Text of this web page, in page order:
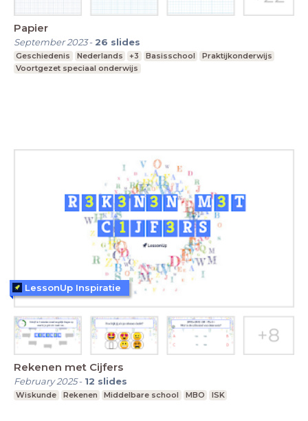
Papier
September 2023- 26 slides
Geschiedenis Nederlands +3 Basisschool
Praktijkonderwijs
Voortgezet speciaal onderwijs
Rekenen met Cijfers
February 2025- 12 slides
Wiskunde Rekenen Middelbare school MBO ISK
LessonUp Inspiratie